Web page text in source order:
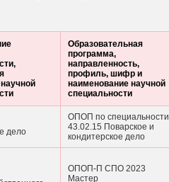
Образовательная
программа,
направленность,
профиль, шифр и
наименование научной
специальности
дело
ОПОП по специальности
43.02.15 Поварское и
кондитерское дело
ОПОП-П СПО 2023
Мастер